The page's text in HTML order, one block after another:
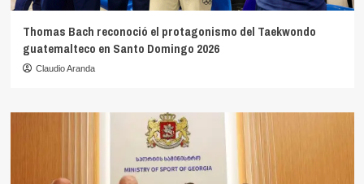
Thomas Bach reconoció el protagonismo del Taekwondo
guatemalteco en Santo Domingo 2026
Claudio Aranda